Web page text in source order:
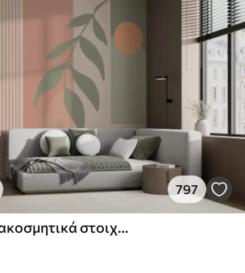
797
Καμάρες και διακοσμητικά στοιχεία σε στυλ boho